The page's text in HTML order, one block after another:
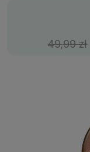
49,99 zł